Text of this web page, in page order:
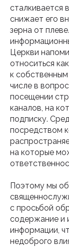
сталкивается
снижает его
зерна от
Церкви
относиться
к
числе в
посещении
каналов, на
подписку.
посредством
на которые
Поэтому мы
с просьбой
содержание и
информации,
недоброго